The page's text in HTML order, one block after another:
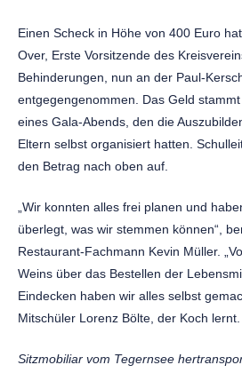
Einen Scheck in Höhe von 400 Euro
Over, Erste Vorsitzende des
Behinderungen, nun an der Paul-
entgegengenommen. Das Geld
eines Gala-Abends, den die
Eltern selbst organisiert hatten.
den Betrag nach oben auf.
„Wir konnten alles frei planen und
überlegt, was wir stemmen können“,
Restaurant-Fachmann Kevin Müller.
Weins über das Bestellen der
Eindecken haben wir alles selbst
Mitschüler Lorenz Bölte, der Koch lernt.
Sitzmobiliar vom Tegernsee